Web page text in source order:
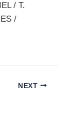
/ T.
/
NEXT